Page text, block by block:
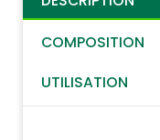
COMPOSITION
UTILISATION